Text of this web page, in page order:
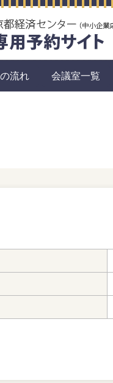
流れ 会議室一覧